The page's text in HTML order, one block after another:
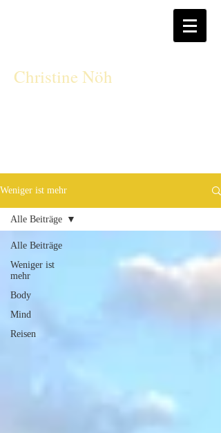
Christine Nöh
Weniger ist mehr
Alle Beiträge
Weniger ist
mehr
Body
Mind
Reisen
Alle Beiträge